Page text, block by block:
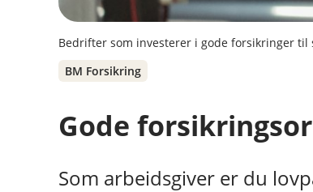
Bedrifter som investerer i gode forsikringer til
BM Forsikring
Gode
Som arbeidsgiver er du